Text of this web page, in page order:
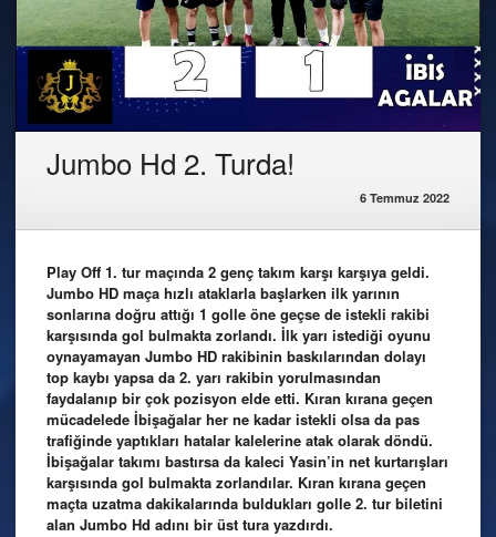
Jumbo Hd 2. Turda!
6 Temmuz 2022
Play Off 1. tur maçında 2 genç takım karşı karşıya geldi.
Jumbo HD maça hızlı ataklarla başlarken ilk yarının
sonlarına doğru attığı 1 golle öne geçse de istekli rakibi
karşısında gol bulmakta zorlandı. İlk yarı istediği oyunu
oynayamayan Jumbo HD rakibinin baskılarından dolayı
top kaybı yapsa da 2. yarı rakibin yorulmasından
faydalanıp bir çok pozisyon elde etti. Kıran kırana geçen
mücadelede İbişağalar her ne kadar istekli olsa da pas
trafiğinde yaptıkları hatalar kalelerine atak olarak döndü.
İbişağalar takımı bastırsa da kaleci Yasin’in net kurtarışları
karşısında gol bulmakta zorlandılar. Kıran kırana geçen
maçta uzatma dakikalarında buldukları golle 2. tur biletini
alan Jumbo Hd adını bir üst tura yazdırdı.